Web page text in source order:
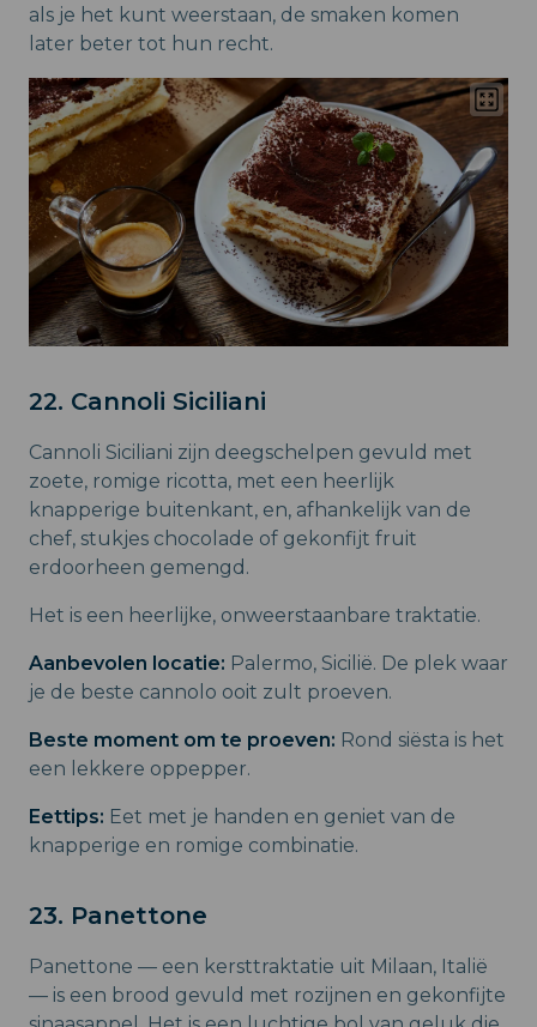
als je het kunt weerstaan, de smaken komen
later beter tot hun recht.
22. Cannoli Siciliani
Cannoli Siciliani zijn deegschelpen gevuld met
zoete, romige ricotta, met een heerlijk
knapperige buitenkant, en, afhankelijk van de
chef, stukjes chocolade of gekonfijt fruit
erdoorheen gemengd.
Het is een heerlijke, onweerstaanbare traktatie.
Aanbevolen locatie: Palermo, Sicilië. De plek waar
je de beste cannolo ooit zult proeven.
Beste moment om te proeven: Rond siësta is het
een lekkere oppepper.
Eettips: Eet met je handen en geniet van de
knapperige en romige combinatie.
23. Panettone
Panettone — een kersttraktatie uit Milaan, Italië
— is een brood gevuld met rozijnen en gekonfijte